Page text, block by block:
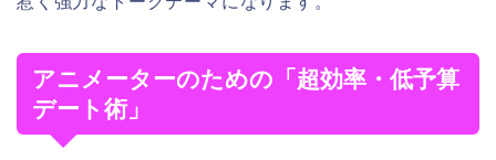
アニメーターのための「超効率・低予算
デート術」